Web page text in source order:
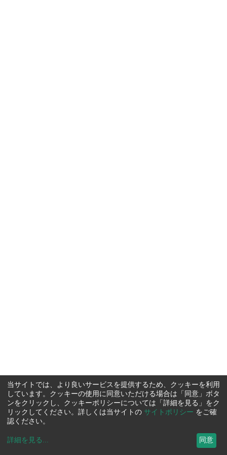
当サイトでは、より良いサービスを提供するため、クッキーを利用
しています。クッキーの使用に同意いただける場合は「同意」ボタ
ンをクリックし、クッキーポリシーについては「詳細を見る」をク
リックしてください。詳しくは当サイトの サイトポリシー をご確
認ください。
詳細を見る ... 同意